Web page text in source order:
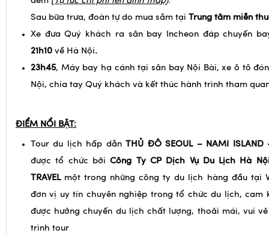
đêm (Tự túc chi phí lên đỉnh tháp).
Sau bữa trưa, đoàn tự do mua sắm tại Trung tâm miễn
Xe đưa Quý khách ra sân bay Incheon đáp chuyến
21h10 về Hà Nội.
23h45, Máy bay hạ cánh tại sân bay Nội Bài, xe ô tô
Nội, chia tay Quý khách và kết thúc hành trình tham
ĐIỂM NỔI BẬT:
Tour du lịch hấp dẫn THỦ ĐÔ SEOUL – NAMI ISLAND
được tổ chức bởi
Công Ty CP Dịch Vụ Du Lịch Hà
TRAVELmột trong những công ty du lịch hàng đầu tại
đơn vị uy tín chuyên nghiệp trong tổ chức du lịch, cam
được hưởng chuyến du lịch chất lượng, thoải mái, vui
trình tour